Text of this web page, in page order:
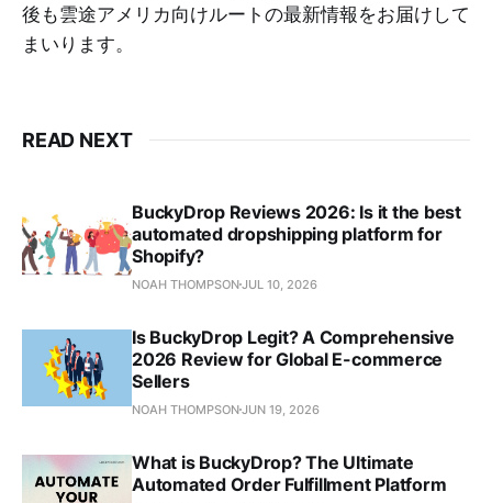
後も雲途アメリカ向けルートの最新情報をお届けして
まいります。
READ NEXT
BuckyDrop Reviews 2026: Is it the best
automated dropshipping platform for
Shopify?
NOAH THOMPSONJUL 10, 2026
Is BuckyDrop Legit? A Comprehensive
2026 Review for Global E-commerce
Sellers
NOAH THOMPSONJUN 19, 2026
What is BuckyDrop? The Ultimate
Automated Order Fulfillment Platform